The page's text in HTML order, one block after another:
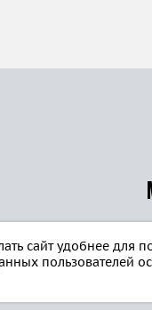
сайт удобнее для
пользователей